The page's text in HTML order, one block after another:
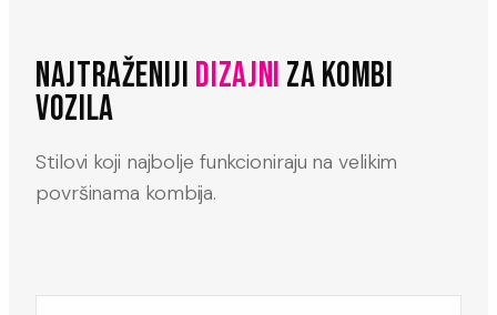
NAJTRAŽENIJI DIZAJNI ZA KOMBI
VOZILA
Stilovi koji najbolje funkcioniraju na velikim
površinama kombija.